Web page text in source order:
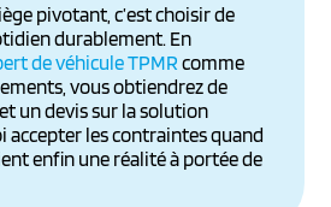
pivotant, c’est choisir de
durablement. En
de véhicule TPMR comme
vous obtiendrez de
un devis sur la solution
accepter les contraintes quand
enfin une réalité à portée de